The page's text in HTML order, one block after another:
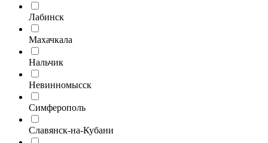
Лабинск
Махачкала
Нальчик
Невинномысск
Симферополь
Славянск-на-Кубани